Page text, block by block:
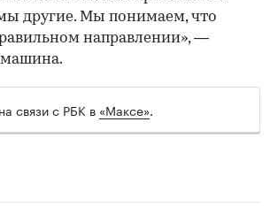
другие. Мы понимаем, что
направлении», —
связи с РБК в «Максе».